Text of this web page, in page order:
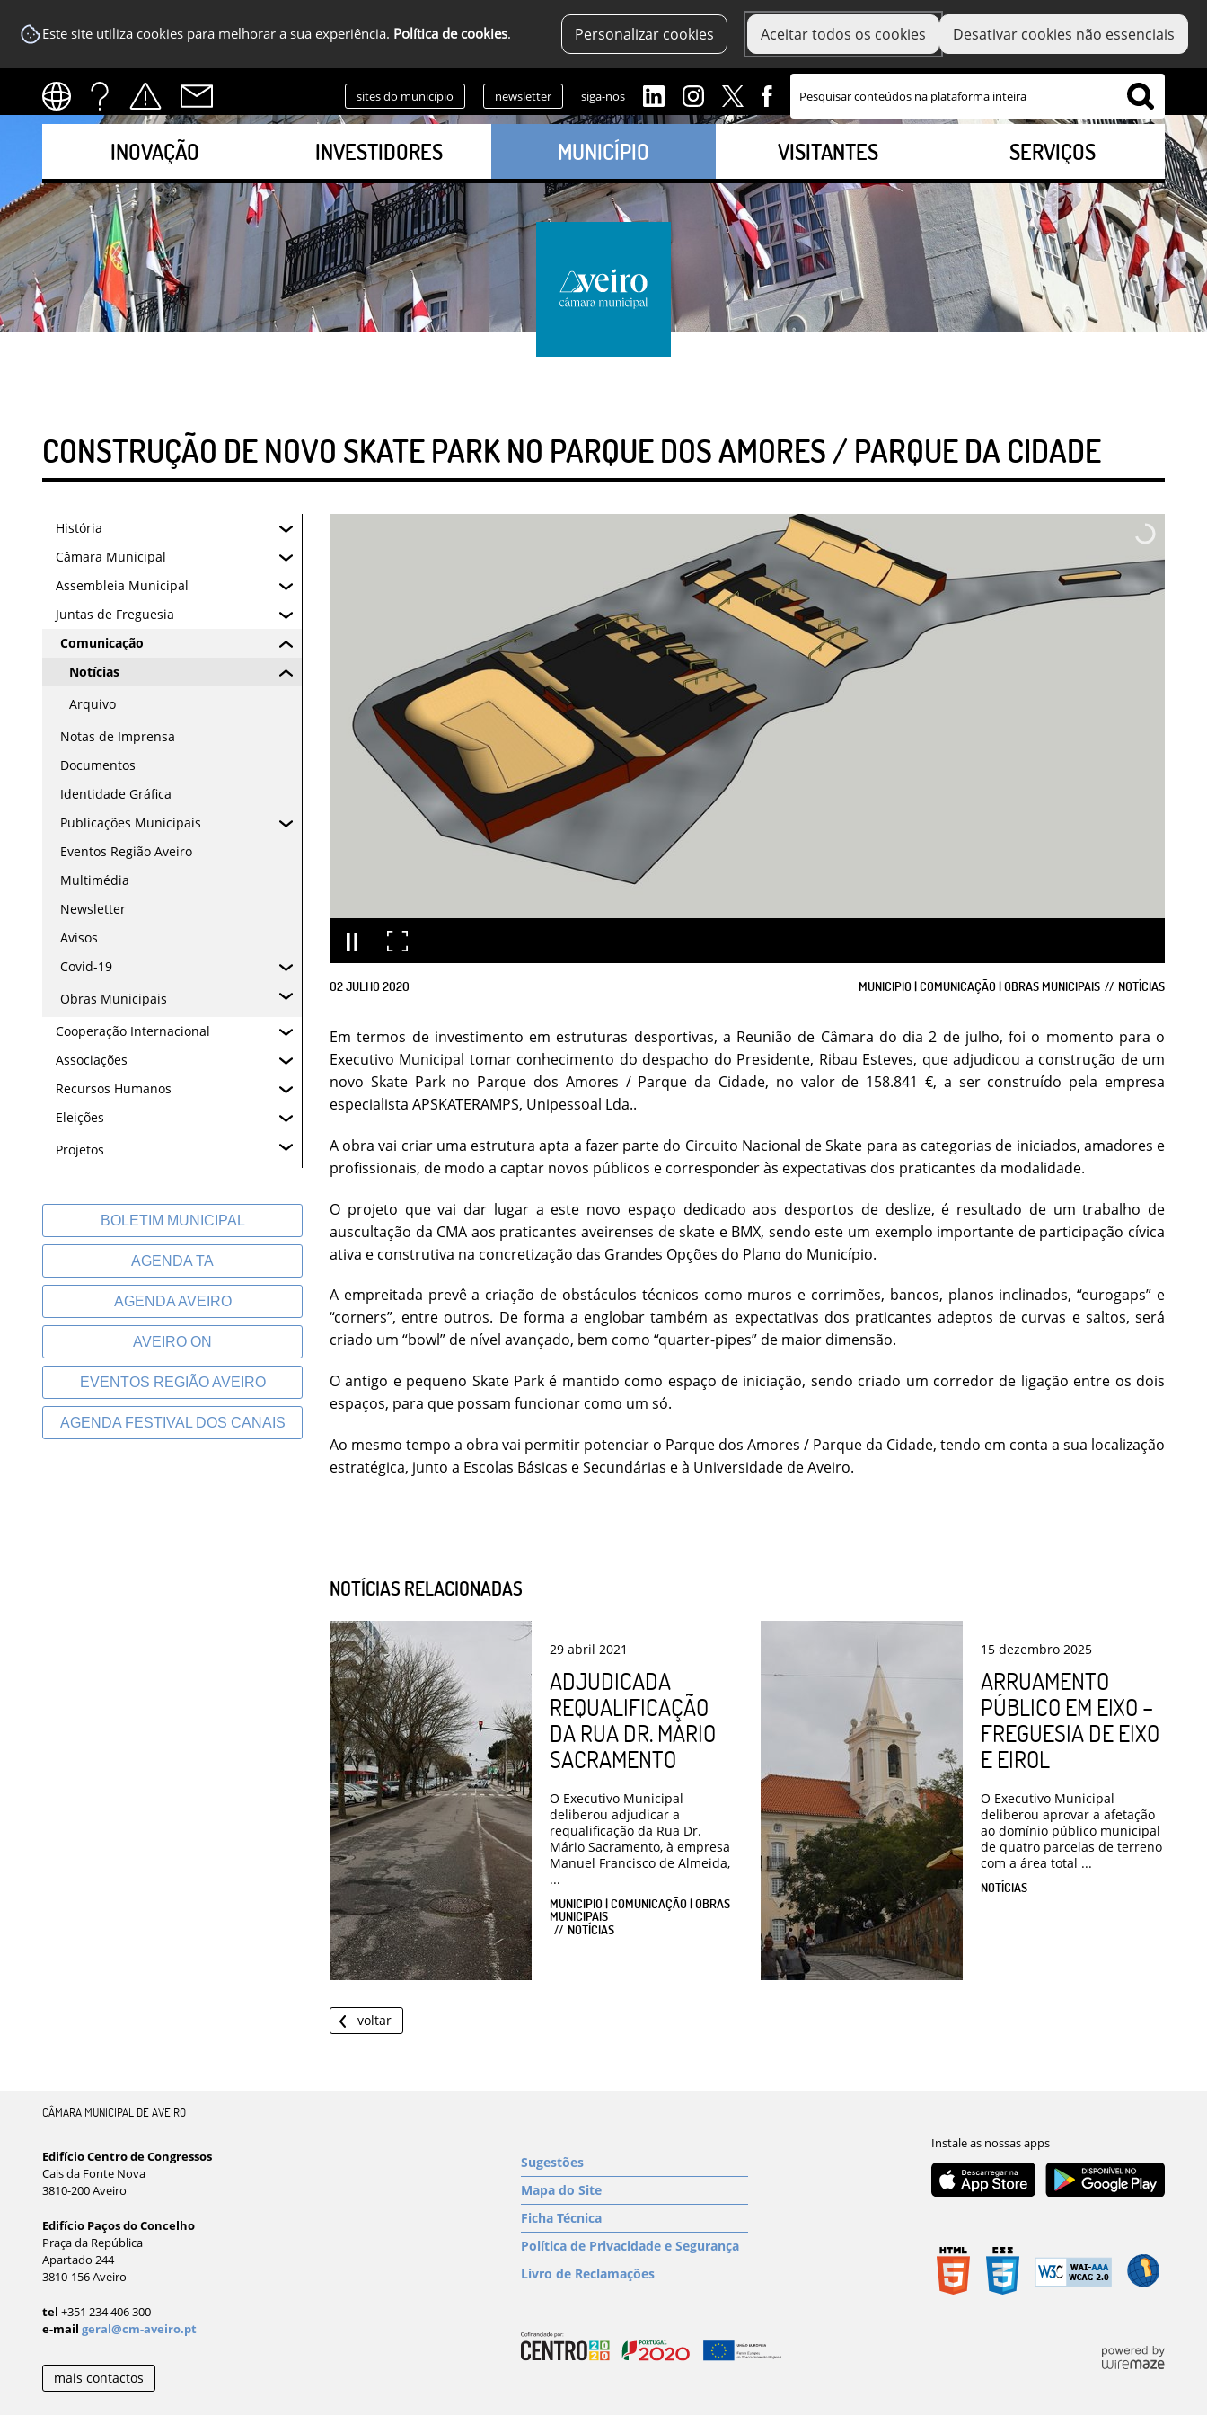
Este site utiliza cookies para melhorar a sua experiência. Política de cookies. Personalizar cookies Aceitar todos os cookies Desativar cookies não essenciais
sites do município newsletter siga-nos
INOVAÇÃO INVESTIDORES MUNICÍPIO VISITANTES SERVIÇOS
CONSTRUÇÃO DE NOVO SKATE PARK NO PARQUE DOS AMORES / PARQUE DA CIDADE
História
Câmara Municipal
Assembleia Municipal
Juntas de Freguesia
Comunicação
Notícias
Arquivo
Notas de Imprensa
Documentos
Identidade Gráfica
Publicações Municipais
Eventos Região Aveiro
Multimédia
Newsletter
Avisos
Covid-19
Obras Municipais
Cooperação Internacional
Associações
Recursos Humanos
Eleições
Projetos
BOLETIM MUNICIPAL
AGENDA TA
AGENDA AVEIRO
AVEIRO ON
EVENTOS REGIÃO AVEIRO
AGENDA FESTIVAL DOS CANAIS
02JULHO2020 MUNICIPIO | COMUNICAÇÃO | OBRAS MUNICIPAIS NOTÍCIAS
Em termos de investimento em estruturas desportivas, a Reunião de Câmara do dia 2 de julho, foi o momento para o
Executivo Municipal tomar conhecimento do despacho do Presidente, Ribau Esteves, que adjudicou a construção de um
novo Skate Park no Parque dos Amores / Parque da Cidade, no valor de 158.841 €, a ser construído pela empresa
especialista APSKATERAMPS, Unipessoal Lda..
A obra vai criar uma estrutura apta a fazer parte do Circuito Nacional de Skate para as categorias de iniciados, amadores e
profissionais, de modo a captar novos públicos e corresponder às expectativas dos praticantes da modalidade.
O projeto que vai dar lugar a este novo espaço dedicado aos desportos de deslize, é resultado de um trabalho de
auscultação da CMA aos praticantes aveirenses de skate e BMX, sendo este um exemplo importante de participação cívica
ativa e construtiva na concretização das Grandes Opções do Plano do Município.
A empreitada prevê a criação de obstáculos técnicos como muros e corrimões, bancos, planos inclinados, “eurogaps” e
“corners”, entre outros. De forma a englobar também as expectativas dos praticantes adeptos de curvas e saltos, será
criado um “bowl” de nível avançado, bem como “quarter-pipes” de maior dimensão.
O antigo e pequeno Skate Park é mantido como espaço de iniciação, sendo criado um corredor de ligação entre os dois
espaços, para que possam funcionar como um só.
Ao mesmo tempo a obra vai permitir potenciar o Parque dos Amores / Parque da Cidade, tendo em conta a sua localização
estratégica, junto a Escolas Básicas e Secundárias e à Universidade de Aveiro.
NOTÍCIAS RELACIONADAS
29 abril 2021
ADJUDICADA
REQUALIFICAÇÃO
DA RUA DR. MÁRIO
SACRAMENTO
O Executivo Municipal
deliberou adjudicar a
requalificação da Rua Dr.
Mário Sacramento, à empresa
Manuel Francisco de Almeida,
...
MUNICIPIO | COMUNICAÇÃO | OBRAS
MUNICIPAIS
NOTÍCIAS
15 dezembro 2025
ARRUAMENTO
PÚBLICO EM EIXO –
FREGUESIA DE EIXO
E EIROL
O Executivo Municipal
deliberou aprovar a afetação
ao domínio público municipal
de quatro parcelas de terreno
com a área total ...
NOTÍCIAS
voltar
CÂMARA MUNICIPAL DE AVEIRO
Edifício Centro de Congressos
Cais da Fonte Nova
3810-200 Aveiro
Edifício Paços do Concelho
Praça da República
Apartado 244
3810-156 Aveiro
tel +351 234 406 300
e-mail geral@cm-aveiro.pt
mais contactos
Sugestões
Mapa do Site
Ficha Técnica
Política de Privacidade e Segurança
Livro de Reclamações